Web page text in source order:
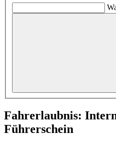
Fahrerlaubnis:
Führerschein